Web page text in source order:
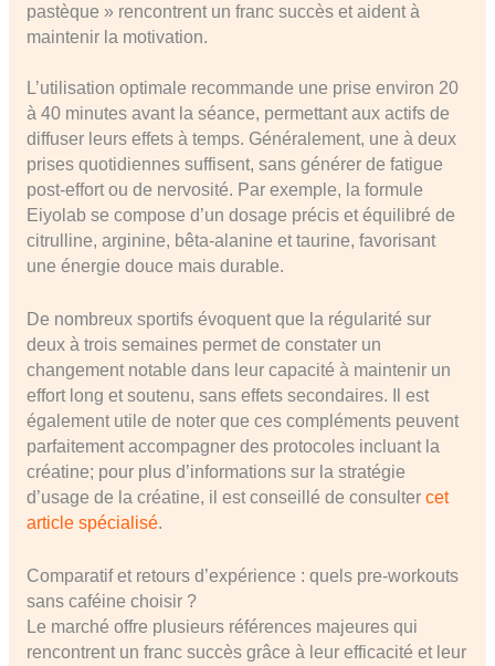
pastèque » rencontrent un franc succès et aident à
maintenir la motivation.
L’utilisation optimale recommande une prise environ 20
à 40 minutes avant la séance, permettant aux actifs de
diffuser leurs effets à temps. Généralement, une à deux
prises quotidiennes suffisent, sans générer de fatigue
post-effort ou de nervosité. Par exemple, la formule
Eiyolab se compose d’un dosage précis et équilibré de
citrulline, arginine, bêta-alanine et taurine, favorisant
une énergie douce mais durable.
De nombreux sportifs évoquent que la régularité sur
deux à trois semaines permet de constater un
changement notable dans leur capacité à maintenir un
effort long et soutenu, sans effets secondaires. Il est
également utile de noter que ces compléments peuvent
parfaitement accompagner des protocoles incluant la
créatine; pour plus d’informations sur la stratégie
d’usage de la créatine, il est conseillé de consulter cet
article spécialisé.
Comparatif et retours d’expérience : quels pre-workouts
sans caféine choisir ?
Le marché offre plusieurs références majeures qui
rencontrent un franc succès grâce à leur efficacité et leur